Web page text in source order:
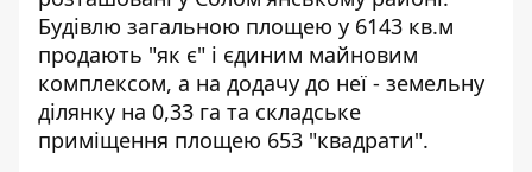
Будівлю загальною площею у 6143 кв.м
продають "як є" і єдиним майновим
комплексом, а на додачу до неї - земельну
ділянку на 0,33 га та складське
приміщення площею 653 "квадрати".